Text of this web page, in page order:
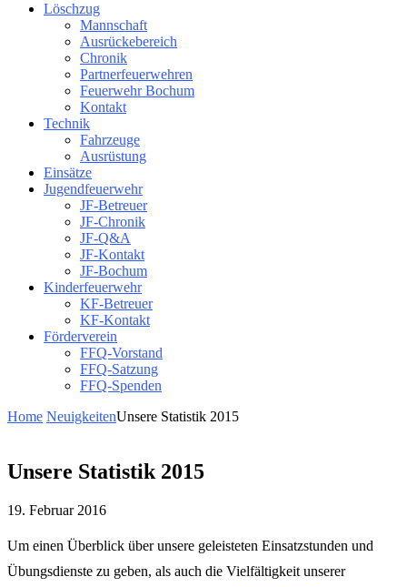
Löschzug
Mannschaft
Ausrückebereich
Chronik
Partnerfeuerwehren
Feuerwehr Bochum
Kontakt
Technik
Fahrzeuge
Ausrüstung
Einsätze
Jugendfeuerwehr
JF-Betreuer
JF-Chronik
JF-Q&A
JF-Kontakt
JF-Bochum
Kinderfeuerwehr
KF-Betreuer
KF-Kontakt
Förderverein
FFQ-Vorstand
FFQ-Satzung
FFQ-Spenden
Home NeuigkeitenUnsere Statistik 2015
Unsere Statistik 2015
19. Februar 2016
Um einen Überblick über unsere geleisteten Einsatzstunden und
Übungsdienste zu geben, als auch die Vielfältigkeit unserer